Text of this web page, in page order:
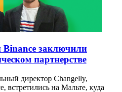
заключили
партнерстве
директор Changelly,
встретились на Мальте, куда